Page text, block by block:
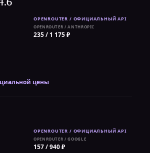
OPENROUTER / ANTHROPIC
235 / 1 175 ₽
цены
OPENROUTER / GOOGLE
157 / 940 ₽